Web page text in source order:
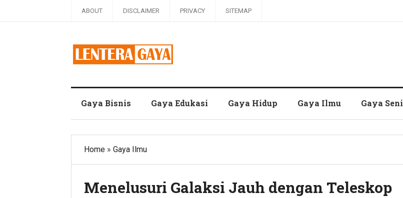
ABOUT DISCLAIMER PRIVACY SITEMAP
Gaya Bisnis Gaya Edukasi Gaya Hidup Gaya Ilmu Gaya Seni
Home » Gaya Ilmu
Menelusuri Galaksi Jauh dengan Teleskop